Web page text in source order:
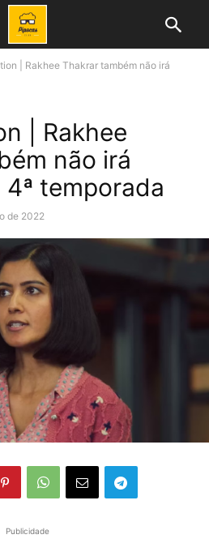
| Rakhee Thakrar também não irá
| Rakhee
não irá
temporada
de 2022
Publicidade